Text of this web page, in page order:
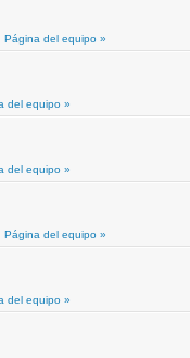
Página del equipo »
del equipo »
del equipo »
Página del equipo »
del equipo »